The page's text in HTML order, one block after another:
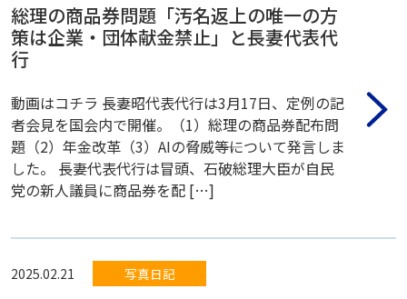
総理の商品券問題「汚名返上の唯一の方
策は企業・団体献金禁止」と長妻代表代
行
動画はコチラ 長妻昭代表代行は3月17日、定例の記
者会見を国会内で開催。（1）総理の商品券配布問
題（2）年金改革（3）AIの脅威――等について発言しま
した。 長妻代表代行は冒頭、石破総理大臣が自民
党の新人議員に商品券を配 […]
2025.02.21 写真日記